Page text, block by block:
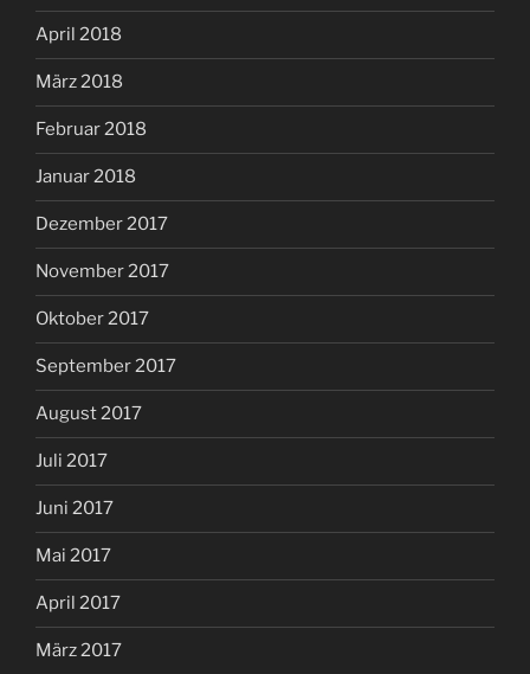
April 2018
März 2018
Februar 2018
Januar 2018
Dezember 2017
November 2017
Oktober 2017
September 2017
August 2017
Juli 2017
Juni 2017
Mai 2017
April 2017
März 2017